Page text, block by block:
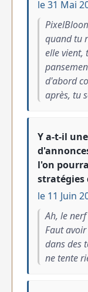
le 31 Mai
quand tu
elle vient,
d'abord
après, tu
Y a-t-il
l'on
stratégies
le 11 Juin
Ah, le
Faut
dans des
ne tente